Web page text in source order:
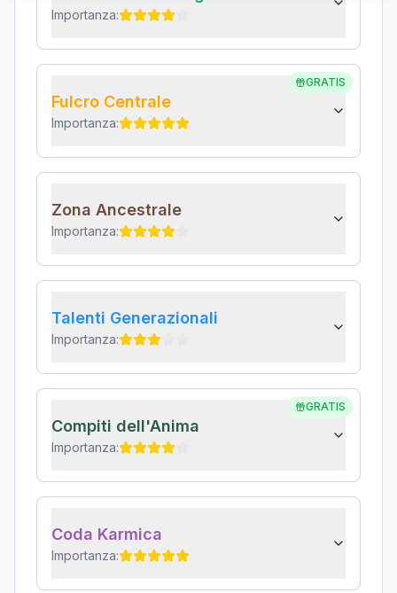
Importanza:
GRATIS
Fulcro Centrale
Importanza:
Zona Ancestrale
Importanza:
Talenti Generazionali
Importanza:
GRATIS
Compiti dell'Anima
Importanza:
Coda Karmica
Importanza: